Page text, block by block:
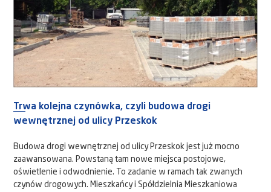
Trwa kolejna czynówka, czyli budowa drogi
wewnętrznej od ulicy Przeskok
Budowa drogi wewnętrznej od ulicy Przeskok jest już mocno
zaawansowana. Powstaną tam nowe miejsca postojowe,
oświetlenie i odwodnienie. To zadanie w ramach tak zwanych
czynów drogowych. Mieszkańcy i Spółdzielnia Mieszkaniowa